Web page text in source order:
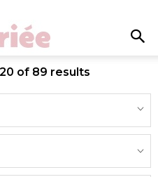
of 89 results